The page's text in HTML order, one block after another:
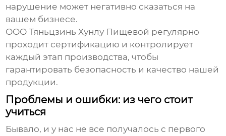
нарушение может негативно сказаться на
вашем бизнесе.
ООО Тяньцзинь Хунлу Пищевой регулярно
проходит сертификацию и контролирует
каждый этап производства, чтобы
гарантировать безопасность и качество нашей
продукции.
Проблемы и ошибки: из чего стоит
учиться
Бывало, и у нас не все получалось с первого